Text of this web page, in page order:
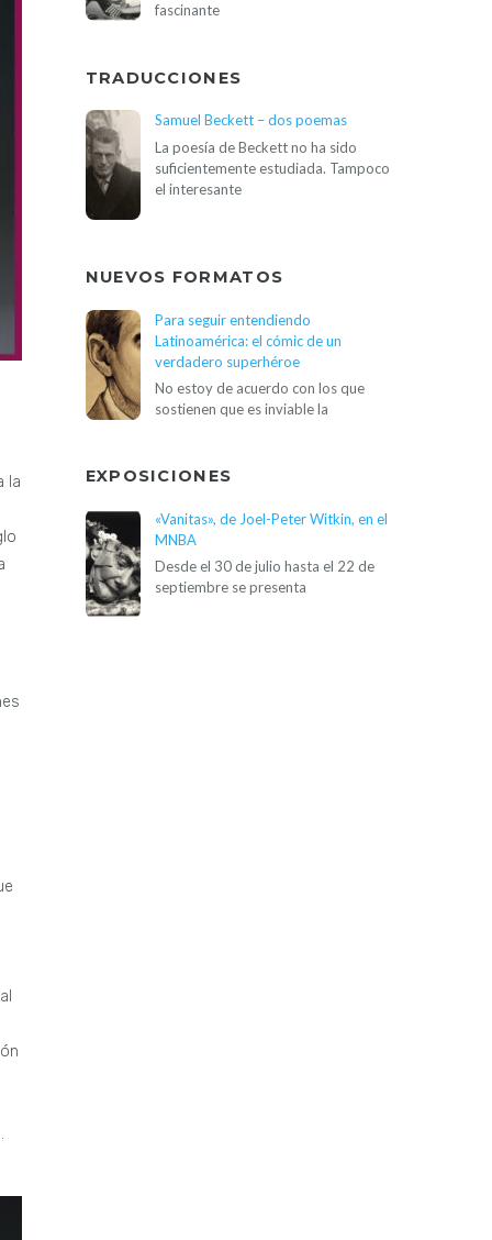
la
fascinante
TRADUCCIONES
Samuel Beckett – dos poemas
La poesía de Beckett no ha sido
suficientemente estudiada. Tampoco
el interesante
NUEVOS FORMATOS
Para seguir entendiendo
Latinoamérica: el cómic de un
verdadero superhéroe
No estoy de acuerdo con los que
sostienen que es inviable la
EXPOSICIONES
«Vanitas», de Joel-Peter Witkin, en el
MNBA
Desde el 30 de julio hasta el 22 de
septiembre se presenta